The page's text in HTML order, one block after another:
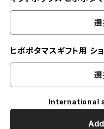
選
ヒポポタマスギフト用 シ
選
International